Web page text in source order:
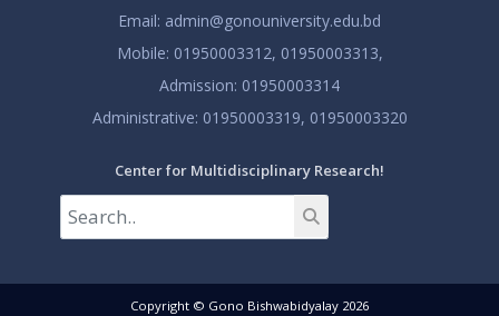
Email: admin@gonouniversity.edu.bd
Mobile: 01950003312, 01950003313,
Admission: 01950003314
Administrative: 01950003319, 01950003320
Center for Multidisciplinary Research!
Copyright © Gono Bishwabidyalay 2026